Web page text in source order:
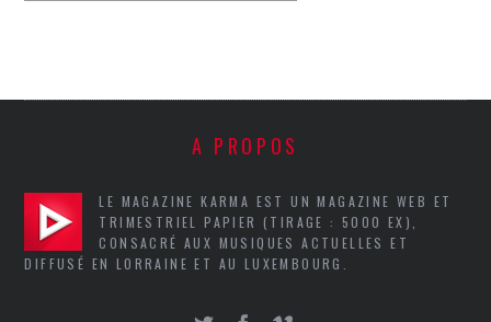
A PROPOS
LE MAGAZINE KARMA EST UN MAGAZINE WEB ET
TRIMESTRIEL PAPIER (TIRAGE : 5000 EX),
CONSACRÉ AUX MUSIQUES ACTUELLES ET
DIFFUSÉ EN LORRAINE ET AU LUXEMBOURG.